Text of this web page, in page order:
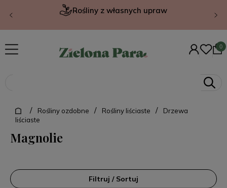
Rośliny z własnych upraw
/ Rośliny ozdobne / Rośliny liściaste /
Drzewa
liściaste
Magnolie
Filtruj / Sortuj